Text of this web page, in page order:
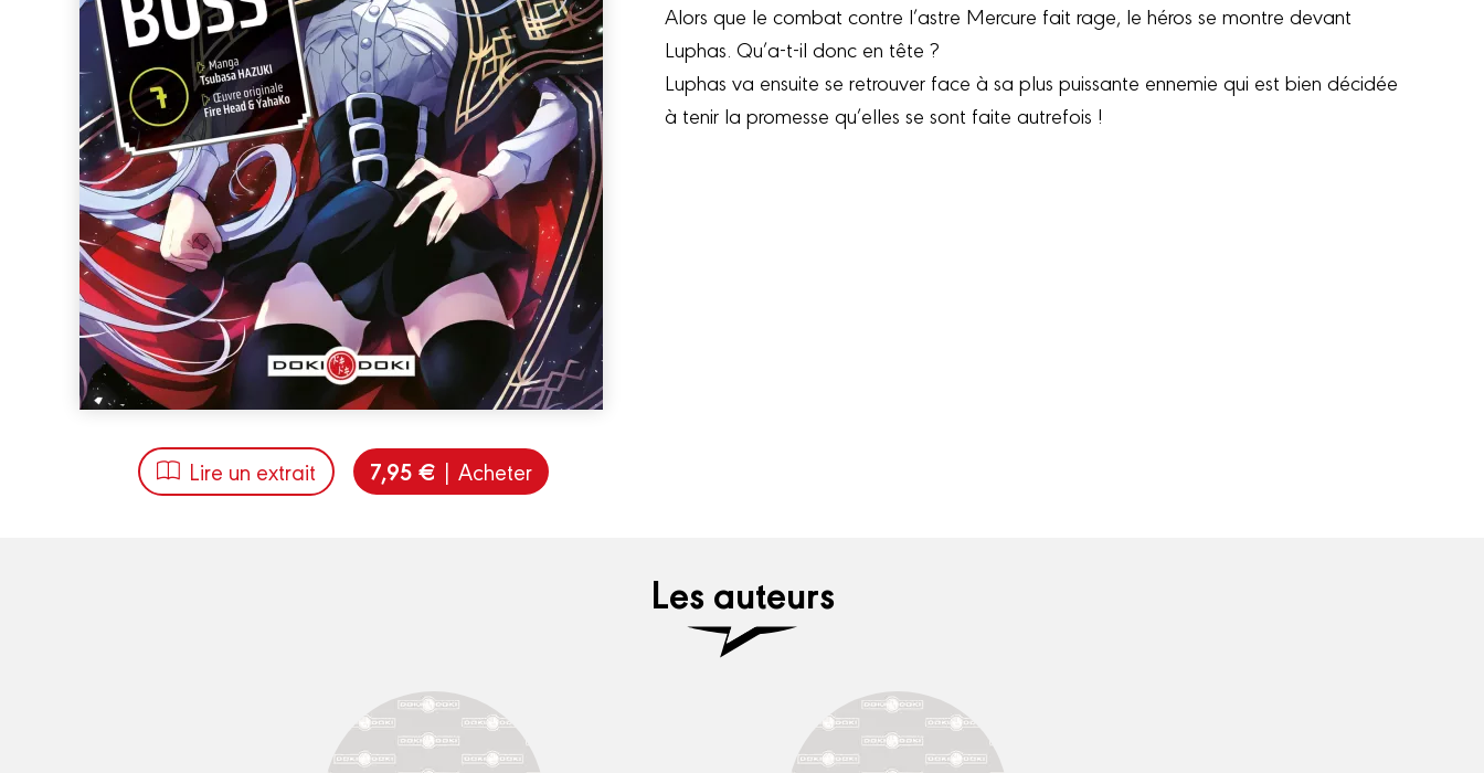
Lire un extrait 7,95 € | Acheter
Alors que le combat contre l’astre Mercure fait rage, le héros se montre devant
Luphas. Qu’a-t-il donc en tête ?
Luphas va ensuite se retrouver face à sa plus puissante ennemie qui est bien décidée
à tenir la promesse qu’elles se sont faite autrefois !
Les auteurs